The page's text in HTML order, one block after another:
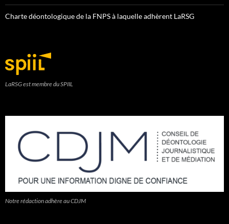
Charte déontologique de la FNPS à laquelle adhèrent LaRSG
LaRSG est membre du SPIIL
Notre rédaction adhère au CDJM